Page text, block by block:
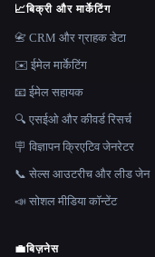
📈बिक्री और मार्केटिंग
📇 CRM और ग्राहक डेटा
✉️ ईमेल मार्केटिंग
📧 ईमेल सहायक
🔍 एसईओ और कीवर्ड रिसर्च
🪧 विज्ञापन क्रिएटिव जेनरेटर
📞 सेल्स आउटरीच और लीड जेन
📣 सोशल मीडिया कॉन्टेंट
💼बिज़नेस